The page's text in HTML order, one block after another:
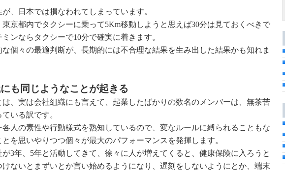
、日本では損なわれてしまっています。
京都内でタクシーに乗って5Km移動しようと思えば30分は見ておくべきで
ンならタクシーで10分で確実に着きます。
な個々の最適判断が、長期的には不合理な結果を生み出した結果かも知れま
も同じようなことが起きる
は、実は会社組織にも言えて、起業したばかりの数名のメンバーは、無茶苦
いる訳です。
各人の素性や行動様式を熟知しているので、変なルールに縛られることもな
とを思いやりつつ個々が最大のパフォーマンスを発揮します。
が3年、5年と活動してきて、徐々に人が増えてくると、健康保険に入ろうと
けないとまずいとか言い始めるようになり、遅刻をしないようにとか、端末